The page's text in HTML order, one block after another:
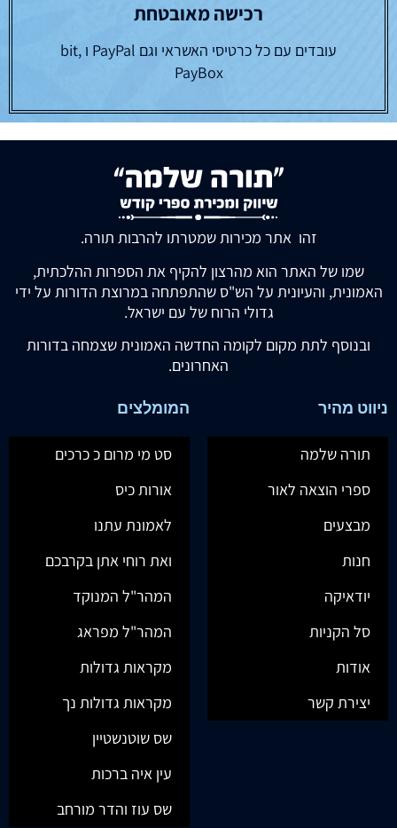
רכישה מאובטחת
עובדים עם כל כרטיסי האשראי וגם PayPal ו bit,
PayBox
זהו אתר מכירות שמטרתו להרבות תורה.
שמו של האתר הוא מהרצון להקיף את הספרות ההלכתית,
האמונית, והעיונית על הש"ס שהתפתחה במרוצת הדורות על ידי
גדולי הרוח של עם ישראל.
ובנוסף לתת מקום לקומה החדשה האמונית שצמחה בדורות
האחרונים.
ניווט מהיר
תורה שלמה
ספרי הוצאה לאור
מבצעים
חנות
יודאיקה
סל הקניות
אודות
יצירת קשר
המומלצים
סט מי מרום כ כרכים
אורות כיס
לאמונת עתנו
ואת רוחי אתן בקרבכם
המהר"ל המנוקד
המהר"ל מפראג
מקראות גדולות
מקראות גדולות נך
שס שוטנשטיין
עין איה ברכות
שס עוז והדר מורחב